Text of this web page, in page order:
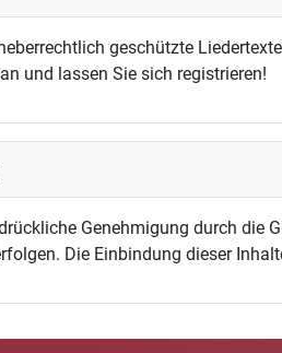
geschützte
und lassen Sie sich registrieren!
Genehmigung durch die
Die Einbindung dieser